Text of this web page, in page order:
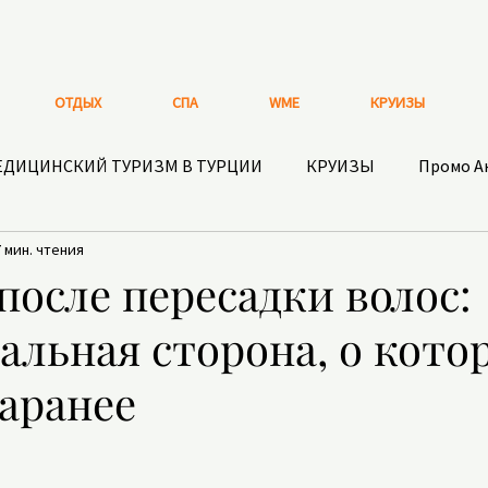
ОТДЫХ СПА WME КРУИЗЫ
ТУРИЗМ В ТУРЦИИ КРУИЗЫ Промо
ВЕЛНЕС И БИОХАКИНГ В БОДРУМЕ
В ТУРЦИИ СТОМАТОЛОГИЯ ТУРИСТИЧЕСКАЯ
ОТДЫХА БАДы и ЗДОРОВОЕ ПИТАНИЕ
пересадки волос:
сторона, о
мин. чтения